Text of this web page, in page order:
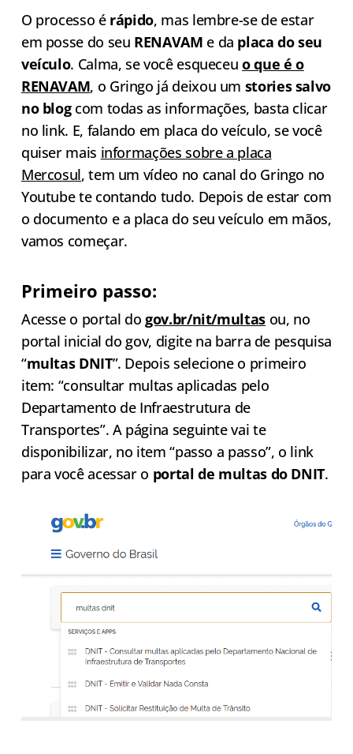
O processo é rápido, mas lembre-se de estar
em posse do seu RENAVAM e da placa do seu
veículo. Calma, se você esqueceu o que é o
RENAVAM, o Gringo já deixou um stories salvo
no blogcom todas as informações, basta clicar
no link. E, falando em placa do veículo, se você
quiser mais informações sobre a placa
Mercosul, tem um vídeo no canal do Gringo no
Youtube te contando tudo. Depois de estar com
o documento e a placa do seu veículo em mãos,
vamos começar.
Primeiro passo:
Acesse o portal dogov.br/nit/multasou, no
portal inicial do gov, digite na barra de pesquisa
“multas DNIT”. Depois selecione o primeiro
item: “consultar multas aplicadas pelo
Departamento de Infraestrutura de
Transportes”. A página seguinte vai te
disponibilizar, no item “passo a passo”, o link
para você acessar o portal de multas do DNIT.